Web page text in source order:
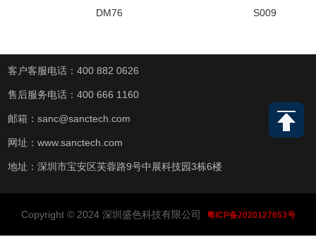
客户客服电话：400 882 0626
售后服务电话：400 666 1160
邮箱：sanc@sanctech.com
网址：www.sanctech.com
地址：深圳市宝安区芙蓉路9号中展科技园3栋6楼
Copyright © 2024 深圳盛色科技有限公司 粤ICP备2020127653号